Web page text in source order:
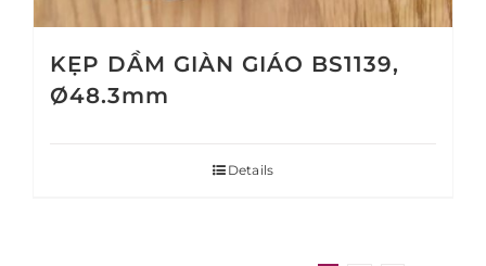
KẸP DẦM GIÀN GIÁO BS1139,
Ø48.3mm
Details